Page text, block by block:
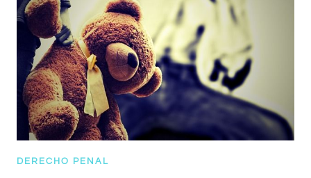
BASE
EN
LA
DECLARACIÓN
DE
UN
ÚNICO
TESTIGO
EN
DERECHO PENAL